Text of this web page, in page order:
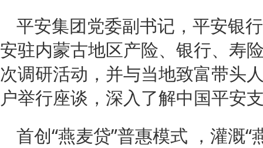
平安集团党委副书记，平安银
安驻内蒙古地区产险、银行、寿
次调研活动，并与当地致富带头
户举行座谈，深入了解中国平安
首创“燕麦贷”普惠模式 ，灌溉“